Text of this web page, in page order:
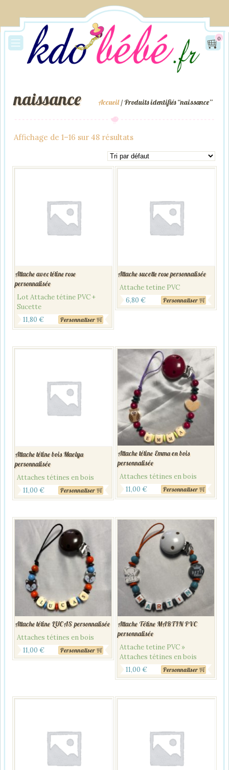
0
Accueil/ Produits identifiés “naissance”
naissance
Affichage de 1–16 sur 48 résultats
Attache avec tétine rose
personnalisée
Lot Attache tétine PVC +
Sucette
11,80 € Personnaliser
Attache sucette rose personnalisée
Attache tetine PVC
6,80 € Personnaliser
Attache tétine bois Maelya
personnalisée
Attaches tétines en bois
11,00 € Personnaliser
Attache tétine Emma en bois
personnalisée
Attaches tétines en bois
11,00 € Personnaliser
Attache tétine LUCAS personnalisée
Attaches tétines en bois
11,00 € Personnaliser
Attache Tétine MARTIN PVC
personnalisée
Attache tetine PVC »
Attaches tétines en bois
11,00 € Personnaliser